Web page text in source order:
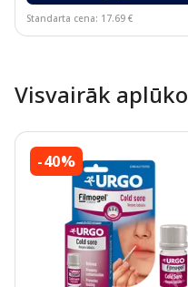
Standarta cena: 17.69 €
Visvairāk
-40%